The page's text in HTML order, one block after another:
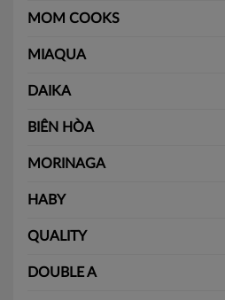
MOM COOKS
MIAQUA
DAIKA
BIÊN HÒA
MORINAGA
HABY
QUALITY
DOUBLE A